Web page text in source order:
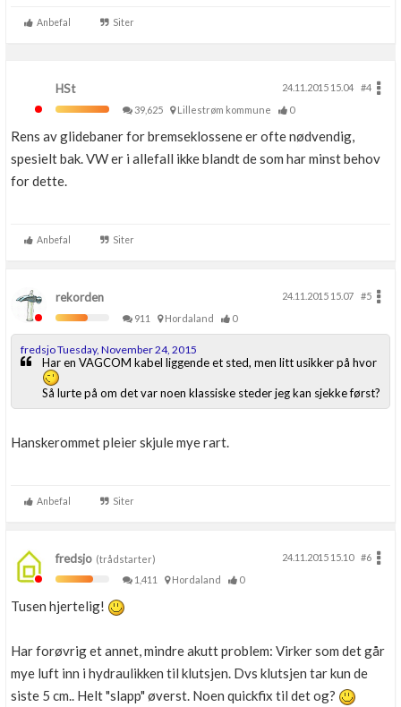
Anbefal Siter
HSt 24.11.2015 15.04
#4
39,625
Lillestrøm kommune 0
Rens av glidebaner for bremseklossene er ofte nødvendig,
spesielt bak. VW er i allefall ikke blandt de som har minst behov
for dette.
Anbefal Siter
rekorden 24.11.2015 15.07
#5
911
Hordaland 0
fredsjo Tuesday, November 24, 2015
Har en VAGCOM kabel liggende et sted, men litt usikker på hvor
Så lurte på om det var noen klassiske steder jeg kan sjekke først?
Hanskerommet pleier skjule mye rart.
Anbefal Siter
fredsjo (trådstarter) 24.11.2015 15.10
#6
1,411
Hordaland 0
Tusen hjertelig!
Har forøvrig et annet, mindre akutt problem: Virker som det går
mye luft inn i hydraulikken til klutsjen. Dvs klutsjen tar kun de
siste 5 cm.. Helt "slapp" øverst. Noen quickfix til det og?